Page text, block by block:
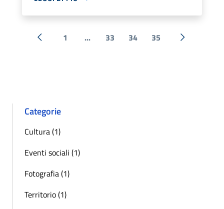
« Precedente
1 ... 33 34 35 Successiva
Categorie
Cultura (1)
Eventi sociali (1)
Fotografia (1)
Territorio (1)